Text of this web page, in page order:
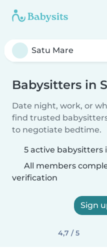
Babysitters in
Date night, work, or
find trusted
to negotiate bedtime.
5 active babysitters
All members
verification
Sign
4,7 / 5